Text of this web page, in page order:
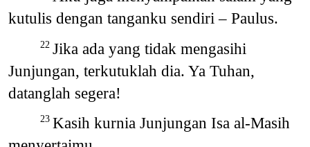
kutulis dengan tanganku sendiri – Paulus.
22 Jika ada yang tidak mengasihi
Junjungan, terkutuklah dia. Ya Tuhan,
datanglah segera!
23 Kasih kurnia Junjungan Isa al-Masih